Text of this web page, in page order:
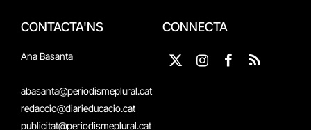
CONTACTA'NS
Ana Basanta
abasanta@periodismeplural.cat
redaccio@diarieducacio.cat
publicitat@periodismeplural.cat
CONNECTA
X
Instagram
Facebook
RSS